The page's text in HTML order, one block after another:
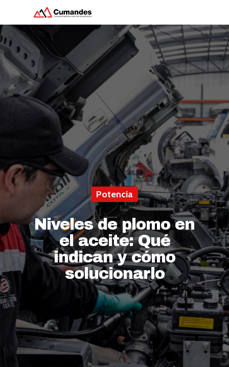
Hit enter to search or ESC to close
Potencia
Niveles de plomo en
el aceite: Qué
indican y cómo
solucionarlo